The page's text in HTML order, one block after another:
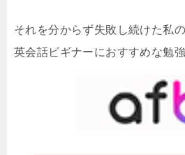
それを分からず失敗し続けた私
英会話ビギナーにおすすめな勉